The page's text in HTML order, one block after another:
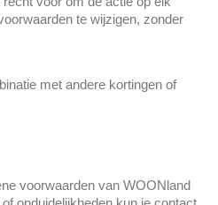
te wijzigen, zonder
met andere kortingen of
voorwaarden van WOONland